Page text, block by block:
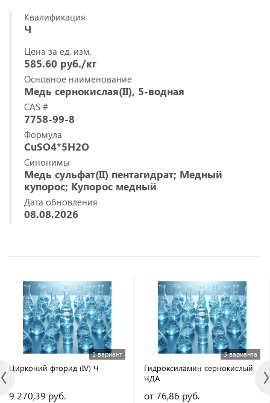
Квалификация
Ч
Цена за ед. изм.
585.60 руб./кг
Основное наименование
Медь сернокислая(II), 5-водная
CAS #
7758-99-8
Формула
CuSO4*5H2O
Синонимы
Медь сульфат(II) пентагидрат; Медный
купорос; Купорос медный
Дата обновления
08.08.2026
1 вариант
Цирконий фторид (IV) Ч
9 270,39 руб.
3 варианта
Гидроксиламин сернокислый
ЧДА
от 76,86 руб.